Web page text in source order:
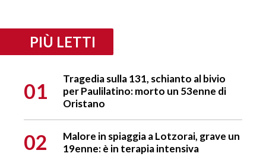
PIÙ LETTI
01
Tragedia sulla 131, schianto al bivio
per Paulilatino: morto un 53enne di
Oristano
02
Malore in spiaggia a Lotzorai, grave un
19enne: è in terapia intensiva